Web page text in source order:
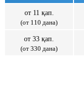
от 11 қап.
(от 110 дана)
от 33 қап.
(от 330 дана)